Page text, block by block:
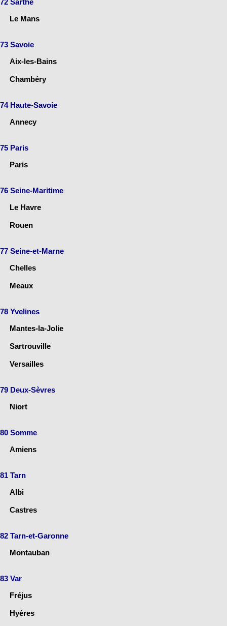
72 Sarthe
Le Mans
73 Savoie
Aix-les-Bains
Chambéry
74 Haute-Savoie
Annecy
75 Paris
Paris
76 Seine-Maritime
Le Havre
Rouen
77 Seine-et-Marne
Chelles
Meaux
78 Yvelines
Mantes-la-Jolie
Sartrouville
Versailles
79 Deux-Sèvres
Niort
80 Somme
Amiens
81 Tarn
Albi
Castres
82 Tarn-et-Garonne
Montauban
83 Var
Fréjus
Hyères